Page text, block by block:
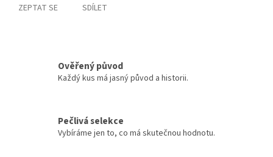
ZEPTAT SE SDÍLET
Ověřený původ
Každý kus má jasný původ a historii.
Pečlivá selekce
Vybíráme jen to, co má skutečnou hodnotu.